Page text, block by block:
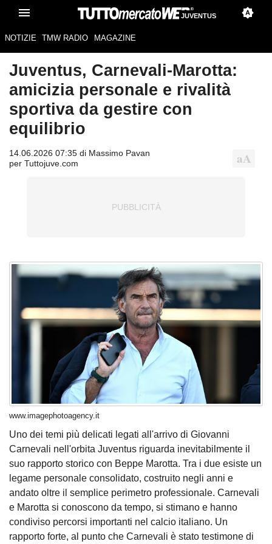
JUVENTUS
NOTIZIE TMW RADIO MAGAZINE
Juventus, Carnevali-Marotta:
amicizia personale e rivalità
sportiva da gestire con
equilibrio
14.06.2026 07:35 di Massimo Pavan
per Tuttojuve.com
www.imagephotoagency.it
Uno dei temi più delicati legati all'arrivo di Giovanni
Carnevali nell'orbita Juventus riguarda inevitabilmente il
suo rapporto storico con Beppe Marotta. Tra i due esiste un
legame personale consolidato, costruito negli anni e
andato oltre il semplice perimetro professionale. Carnevali
e Marotta si conoscono da tempo, si stimano e hanno
condiviso percorsi importanti nel calcio italiano. Un
rapporto forte, al punto che Carnevali è stato testimone di